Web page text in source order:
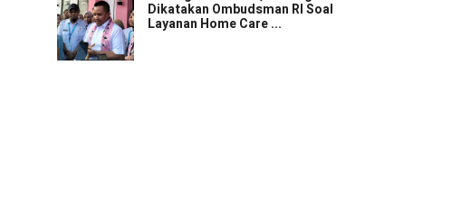
Dikatakan Ombudsman RI Soal
Layanan Home Care ...